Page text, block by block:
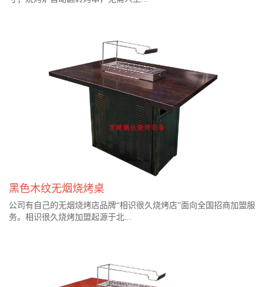
黑色木纹无烟烧烤桌
公司有自己的无烟烧烤店品牌“相识很久烧烤店”面向全国招商加盟服
务。相识很久烧烤加盟起源于北...